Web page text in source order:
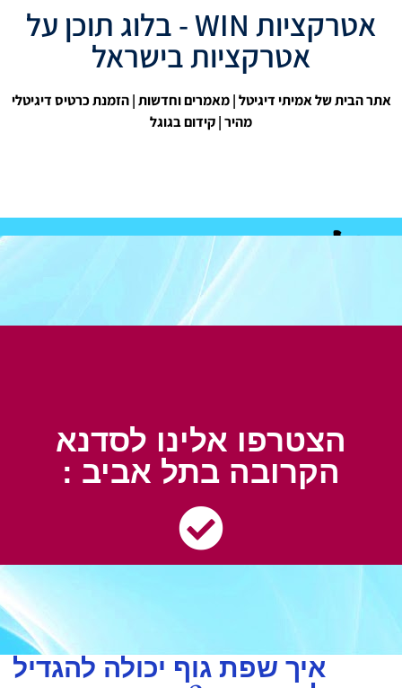
אטרקציות WIN - בלוג תוכן על
אטרקציות בישראל
אתר הבית של אמיתי דיגיטל|מאמרים וחדשות| הזמנת כרטיס דיגיטלי
מהיר |קידום בגוגל
הצטרפו אלינו לסדנא
הקרובה בתל אביב :
איך שפת גוף יכולה להגדיל